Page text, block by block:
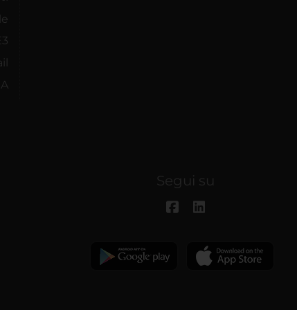
Segui su